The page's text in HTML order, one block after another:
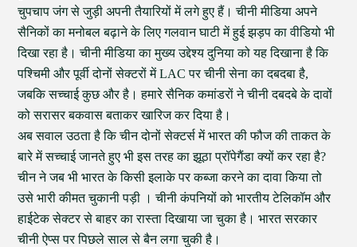
चुपचाप जंग से जुड़ी अपनी तैयारियों में लगे हुए हैं। चीनी मीडिया अपने
सैनिकों का मनोबल बढ़ाने के लिए गलवान घाटी में हुई झड़प का वीडियो भी
दिखा रहा है। चीनी मीडिया का मुख्य उद्देश्य दुनिया को यह दिखाना है कि
पश्चिमी और पूर्वी दोनों सेक्टरों में LAC पर चीनी सेना का दबदबा है,
जबकि सच्चाई कुछ और है। हमारे सैनिक कमांडरों ने चीनी दबदबे के दावों
को सरासर बकवास बताकर खारिज कर दिया है।
अब सवाल उठता है कि चीन दोनों सेक्टर्स में भारत की फौज की ताकत के
बारे में सच्चाई जानते हुए भी इस तरह का झूठा प्रॉपेगैंडा क्यों कर रहा है?
चीन ने जब भी भारत के किसी इलाके पर कब्जा करने का दावा किया तो
उसे भारी कीमत चुकानी पड़ी । चीनी कंपनियों को भारतीय टेलिकॉम और
हाईटेक सेक्टर से बाहर का रास्ता दिखाया जा चुका है। भारत सरकार
चीनी ऐप्स पर पिछले साल से बैन लगा चुकी है।